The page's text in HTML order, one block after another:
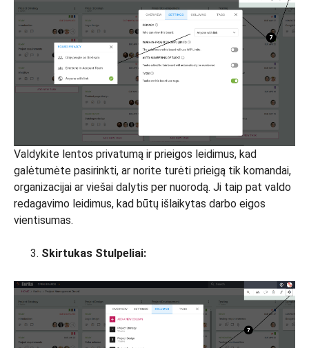
Valdykite lentos privatumą ir prieigos leidimus, kad
galėtumėte pasirinkti, ar norite turėti prieigą tik komandai,
organizacijai ar viešai dalytis per nuorodą. Ji taip pat valdo
redagavimo leidimus, kad būtų išlaikytas darbo eigos
vientisumas.
Skirtukas Stulpeliai: